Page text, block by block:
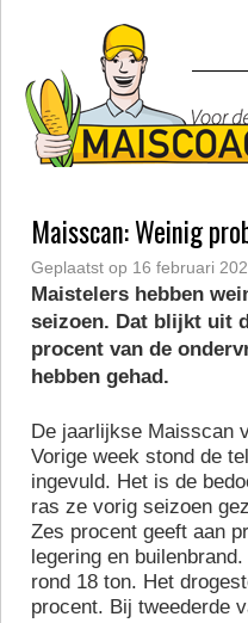
Maisscan: Weinig
Geplaatst op 16 februari
Maistelers hebben
seizoen. Dat blijkt uit
procent van de
hebben gehad.
De jaarlijkse Maisscan
Vorige week stond de
ingevuld. Het is de
ras ze vorig seizoen
Zes procent geeft aan
legering en
rond 18 ton. Het
procent. Bij tweederde